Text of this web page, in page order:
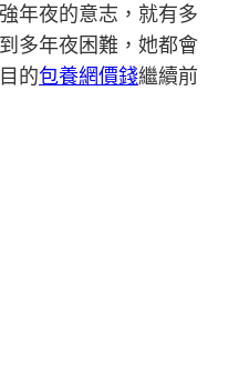
年夜的意志，就有多
多年夜困難，她都會
的包養網價錢繼續前